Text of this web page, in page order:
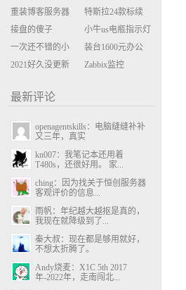
缝缝补补的事
座大山？当架构
决策变成配置清
单比价
重装博客服务器
环境
特斯拉24款标续
Model Y 2万公里
使用体验
接盘的傻子
小牛us电瓶指示灯
闪三次不上电
一次还不错的小
米售后体验
装台1600元办公
主机
2021好久没更新
Zabbix监控
最新评论
openagentskills：电脑缝缝补补
又三年，真实
kn007：我笔记本还用着
T480s，还很好用。 家...
ching：因为找关于恒创服务器
客观评价的信息...
雨帆：年纪越大越抠是真的，
我现在就降级到了...
秦大叔：现在都是够用就好，
不想太折腾了。
Andy烧麦：X1C 5th 2017
年-2022年，走南闯北...